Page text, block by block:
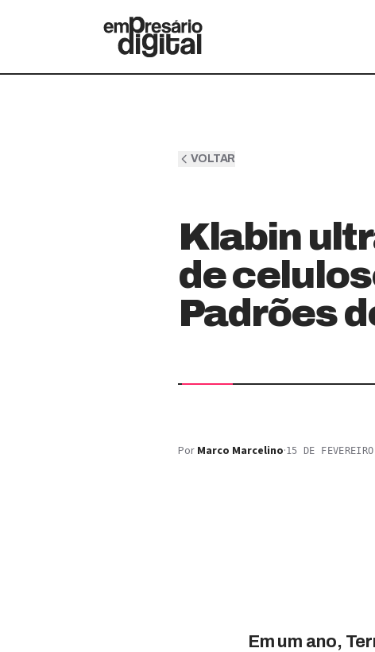
VOLTAR
Klabin
de
Padrões
Por Marco Marcelino·15 DE
Em um ano,